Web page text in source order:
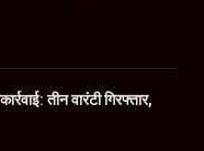
तीन वारंटी गिरफ्तार,